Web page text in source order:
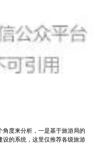
度来分析，一是基于旅游局的
设的系统，这里仅推荐各级旅游